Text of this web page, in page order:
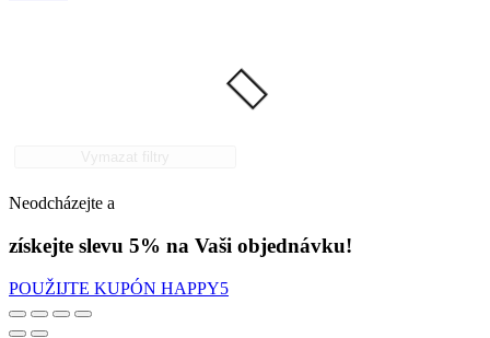
Neodcházejte a
získejte slevu 5% na Vaši objednávku!
POUŽIJTE KUPÓN HAPPY5